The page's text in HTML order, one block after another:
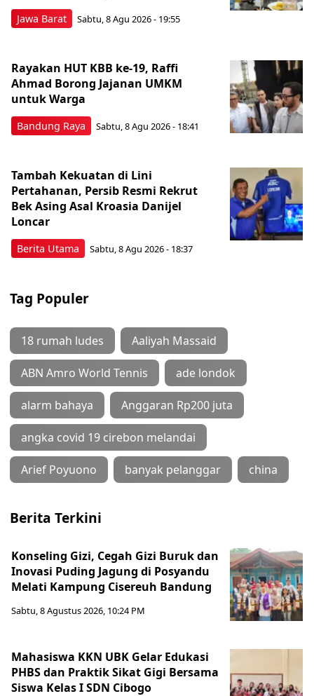
Jawa Barat Sabtu, 8 Agu 2026 - 19:55
Bandung Raya
Rayakan HUT KBB ke-19, Raffi
Ahmad Borong Jajanan UMKM
untuk Warga
Sabtu, 8 Agu 2026 - 18:41
Berita Utama
Tambah Kekuatan di Lini
Pertahanan, Persib Resmi Rekrut
Bek Asing Asal Kroasia Danijel
Loncar
Sabtu, 8 Agu 2026 - 18:37
Tag Populer
18 rumah ludes Aaliyah Massaid
ABN Amro World Tennis ade londok
alarm bahaya Anggaran Rp200 juta
angka covid 19 cirebon melandai
Arief Poyuono banyak pelanggar china
Berita Terkini
Konseling Gizi, Cegah Gizi Buruk dan
Inovasi Puding Jagung di Posyandu
Melati Kampung Cisereuh Bandung
Sabtu, 8 Agustus 2026, 10:24 PM
Mahasiswa KKN UBK Gelar Edukasi
PHBS dan Praktik Sikat Gigi Bersama
Siswa Kelas I SDN Cibogo